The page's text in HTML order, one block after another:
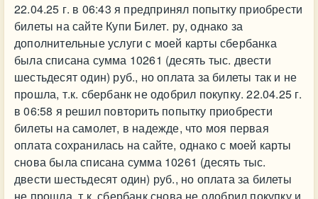
22.04.25 г. в 06:43 я предпринял попытку приобрести
билеты на сайте Купи Билет. ру, однако за
дополнительные услуги с моей карты сбербанка
была списана сумма 10261 (десять тыс. двести
шестьдесят один) руб., но оплата за билеты так и не
прошла, т.к. сбербанк не одобрил покупку. 22.04.25 г.
в 06:58 я решил повторить попытку приобрести
билеты на самолет, в надежде, что моя первая
оплата сохранилась на сайте, однако с моей карты
снова была списана сумма 10261 (десять тыс.
двести шестьдесят один) руб., но оплата за билеты